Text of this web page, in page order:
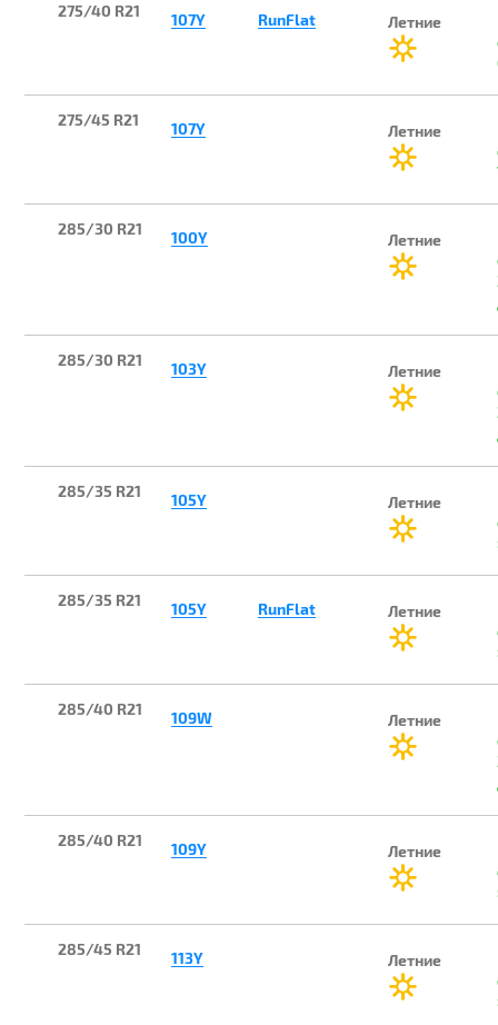
275/40 R21 107Y RunFlat Летние
275/45 R21 107Y Летние
285/30 R21 100Y Летние
285/30 R21 103Y Летние
285/35 R21 105Y Летние
285/35 R21 105Y RunFlat Летние
285/40 R21 109W Летние
285/40 R21 109Y Летние
285/45 R21 113Y Летние